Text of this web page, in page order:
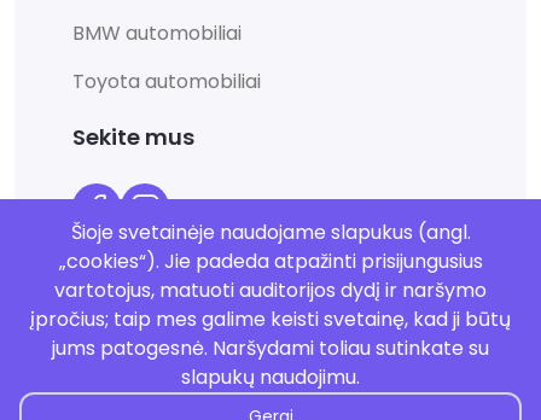
BMW automobiliai
Toyota automobiliai
Sekite mus
Rent Club. Visos teisės saugomos.
Šioje svetainėje naudojame slapukus (angl.
„cookies“). Jie padeda atpažinti prisijungusius
vartotojus, matuoti auditorijos dydį ir naršymo
įpročius; taip mes galime keisti svetainę, kad ji būtų
jums patogesnė. Naršydami toliau sutinkate su
slapukų naudojimu.